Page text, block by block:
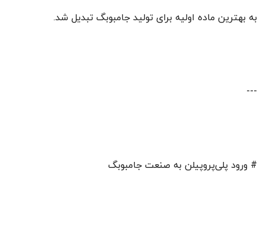
به بهترین ماده اولیه برای تولید جامبوبگ تبدیل شد.
---
# ورود پلی‌پروپیلن به صنعت جامبوبگ